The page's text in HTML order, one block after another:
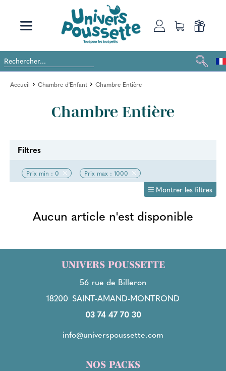
Accueil Chambre d'Enfant Chambre Entière
Chambre Entière
Filtres
Prix min : 0 Prix max : 1000
Montrer les filtres
Aucun article n'est disponible
UNIVERS POUSSETTE
56 rue de Billeron
18200 SAINT-AMAND-MONTROND
03 74 47 70 30
info@universpoussette.com
NOS PACKS